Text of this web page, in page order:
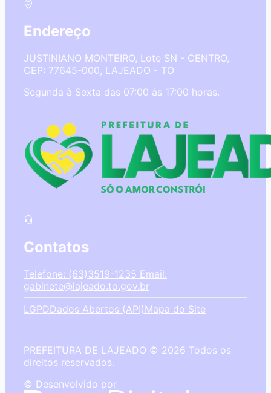
Endereço
JUSTINIANO MONTEIRO, Lote SN - CENTRO,
CEP: 77645-000, LAJEADO - TO
Segunda à Sexta das 07:00 às 17:00 horas.
Contatos
Telefone: (63)3519-1235 Email:
gabinete@lajeado.to.gov.br
LGPDDados Abertos (API)Mapa do Site
PREFEITURA DE LAJEADO © 2026 Todos os
direitos reservados.
© Desenvolvido por